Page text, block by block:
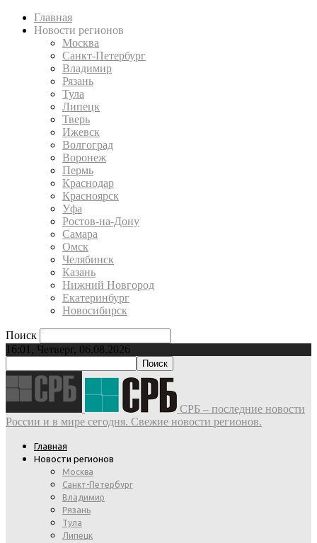
Главная
Новости регионов
Москва
Санкт-Петербург
Владимир
Рязань
Тула
Липецк
Тверь
Ижевск
Волгоград
Воронеж
Пермь
Краснодар
Красноярск
Уфа
Ростов-на-Дону
Самара
Омск
Челябинск
Казань
Нижний Новгород
Екатеринбург
Новосибирск
Поиск
16:01, Четверг, 06.08.2026
СРБ – последние новости
России и в мире сегодня. Свежие новости регионов.
Главная
Новости регионов
Москва
Санкт-Петербург
Владимир
Рязань
Тула
Липецк